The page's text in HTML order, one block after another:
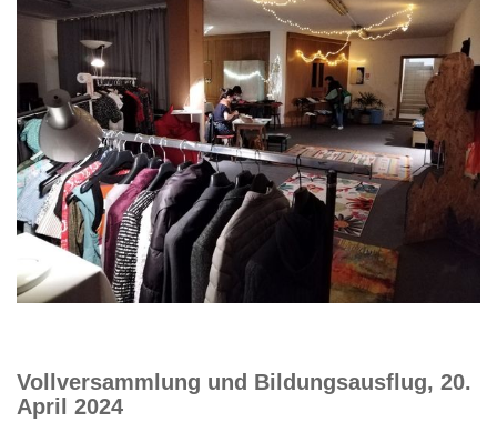
Vollversammlung und Bildungsausflug, 20.
April 2024